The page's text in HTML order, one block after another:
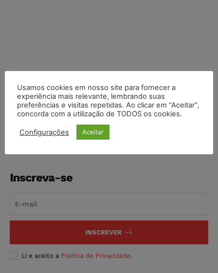
COMPARTILHE
Inscreva-se
INSCREVER
Li e aceito a Política de Privacidade.
Usamos cookies em nosso site para fornecer a
experiência mais relevante, lembrando suas
preferências e visitas repetidas. Ao clicar em “Aceitar”,
concorda com a utilização de TODOS os cookies.
Configurações Aceitar